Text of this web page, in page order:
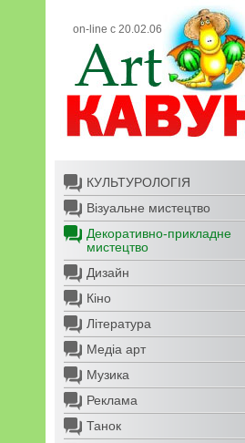
on-line с 20.02.06
КУЛЬТУРОЛОГІЯ
Візуальне мистецтво
Декоративно-прикладне
мистецтво
Дизайн
Кіно
Література
Медіа арт
Музика
Реклама
Танок